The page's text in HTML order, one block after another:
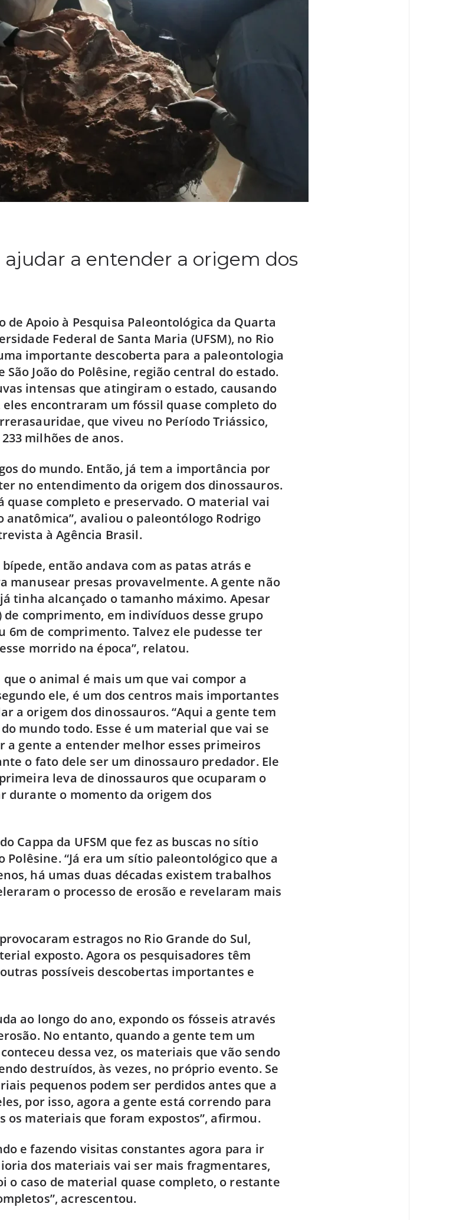
ajudar a entender a origem dos
de Apoio à Pesquisa Paleontológica da Quarta
Federal de Santa Maria (UFSM), no Rio
importante descoberta para a paleontologia
João do Polêsine, região central do estado.
intensas que atingiram o estado, causando
encontraram um fóssil quase completo do
que viveu no Período Triássico,
milhões de anos.
do mundo. Então, já tem a importância por
no entendimento da origem dos dinossauros.
quase completo e preservado. O material vai
avaliou o paleontólogo Rodrigo
à Agência Brasil.
então andava com as patas atrás e
manusear presas provavelmente. A gente não
tinha alcançado o tamanho máximo. Apesar
de comprimento, em indivíduos desse grupo
6m de comprimento. Talvez ele pudesse ter
morrido na época”, relatou.
o animal é mais um que vai compor a
ele, é um dos centros mais importantes
a origem dos dinossauros. “Aqui a gente tem
mundo todo. Esse é um material que vai se
a gente a entender melhor esses primeiros
o fato dele ser um dinossauro predador. Ele
leva de dinossauros que ocuparam o
durante o momento da origem dos
Cappa da UFSM que fez as buscas no sítio
Polêsine. “Já era um sítio paleontológico que a
há umas duas décadas existem trabalhos
o processo de erosão e revelaram mais
estragos no Rio Grande do Sul,
exposto. Agora os pesquisadores têm
possíveis descobertas importantes e
ao longo do ano, expondo os fósseis através
No entanto, quando a gente tem um
dessa vez, os materiais que vão sendo
destruídos, às vezes, no próprio evento. Se
pequenos podem ser perdidos antes que a
por isso, agora a gente está correndo para
os materiais que foram expostos”, afirmou.
e fazendo visitas constantes agora para ir
dos materiais vai ser mais fragmentares,
o caso de material quase completo, o restante
acrescentou.